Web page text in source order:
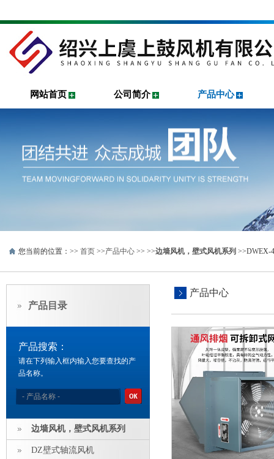
网站首页 公司简介 产品中心
您当前的位置：>> 首页 >>产品中心 >> >>边墙风机，壁式风机系列 >>DWEX-
产品目录
产品搜索：
请在下列输入框内输入您要查找的产
品名称。
边墙风机，壁式风机系列
DZ壁式轴流风机
产品中心